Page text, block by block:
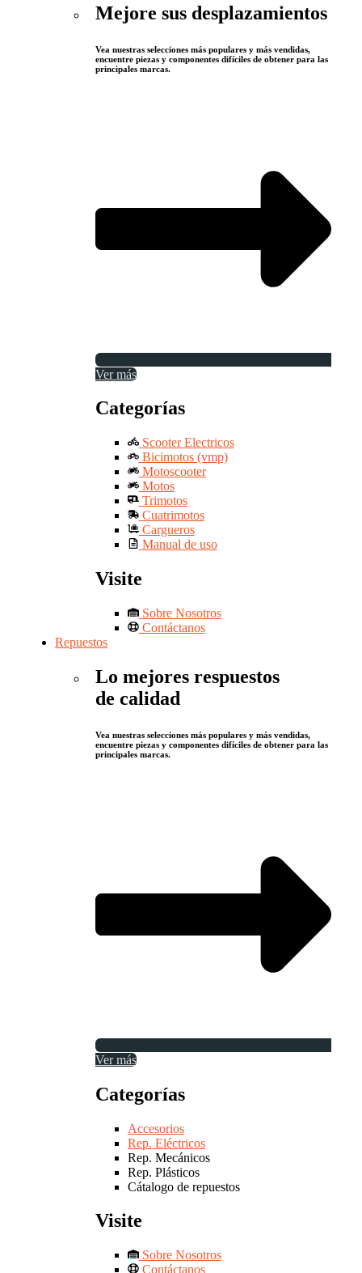
Mejore sus desplazamientos
Vea nuestras selecciones más populares y más vendidas,
encuentre piezas y componentes difíciles de obtener para las
principales marcas.
Ver más
Categorías
Scooter Electricos
Bicimotos (vmp)
Motoscooter
Motos
Trimotos
Cuatrimotos
Cargueros
Manual de uso
Visite
Sobre Nosotros
Contáctanos
Repuestos
Lo mejores respuestos
de calidad
Vea nuestras selecciones más populares y más vendidas,
encuentre piezas y componentes difíciles de obtener para las
principales marcas.
Ver más
Categorías
Accesorios
Rep. Eléctricos
Rep. Mecánicos
Rep. Plásticos
Cátalogo de repuestos
Visite
Sobre Nosotros
Contáctanos